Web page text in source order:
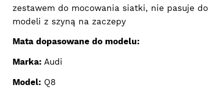
zestawem do mocowania siatki, nie pasuje do
modeli z szyną na zaczepy
Mata dopasowane do modelu:
Marka: Audi
Model: Q8